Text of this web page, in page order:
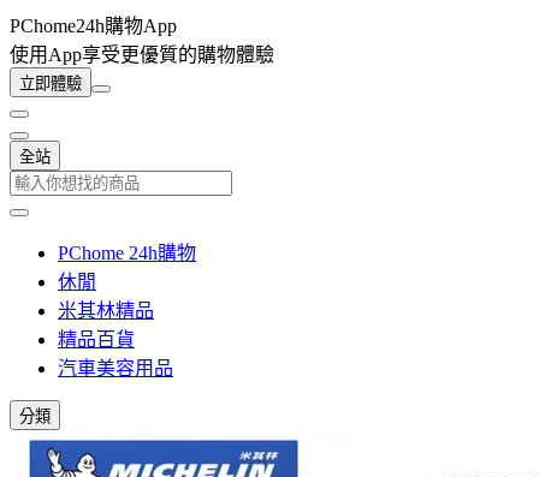
PChome24h購物App
使用App享受更優質的購物體驗
立即體驗
全站
PChome 24h購物
休閒
米其林精品
精品百貨
汽車美容用品
分類